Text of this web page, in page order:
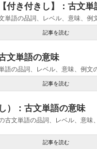
付き付きし】：古文単
単語の品詞、レベル、意味、例
記事を読む
文単語の意味
語の品詞、レベル、意味、例文
記事を読む
）：古文単語の意味
古文単語の品詞、レベル、意味
記事を読む